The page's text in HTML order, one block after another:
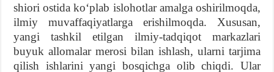
shiori ostida koʻplab islohotlar amalga oshirilmoqda,
ilmiy muvaffaqiyatlarga erishilmoqda. Xususan,
yangi tashkil etilgan ilmiy-tadqiqot markazlari
buyuk allomalar merosi bilan ishlash, ularni tarjima
qilish ishlarini yangi bosqichga olib chiqdi. Ular